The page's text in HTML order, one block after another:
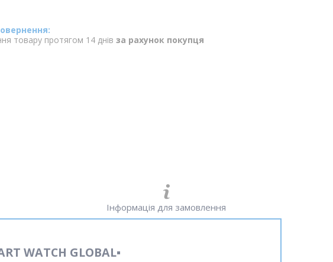
товару протягом 14 днів за рахунок покупця
Інформація для замовлення
WATCH GLOBAL▪️